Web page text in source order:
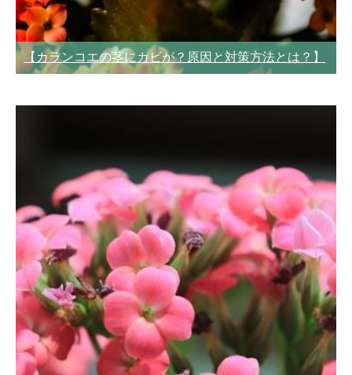
【カランコエの茎にカビが？原因と対策方法とは？】